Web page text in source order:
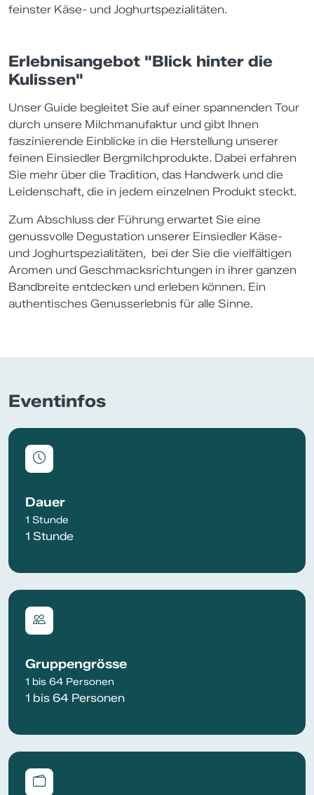
feinster Käse- und Joghurtspezialitäten.
Erlebnisangebot "Blick hinter die
Kulissen"
Unser Guide begleitet Sie auf einer spannenden Tour
durch unsere Milchmanufaktur und gibt Ihnen
faszinierende Einblicke in die Herstellung unserer
feinen Einsiedler Bergmilchprodukte. Dabei erfahren
Sie mehr über die Tradition, das Handwerk und die
Leidenschaft, die in jedem einzelnen Produkt steckt.
Zum Abschluss der Führung erwartet Sie eine
genussvolle Degustation unserer Einsiedler Käse-
und Joghurtspezialitäten, bei der Sie die vielfältigen
Aromen und Geschmacksrichtungen in ihrer ganzen
Bandbreite entdecken und erleben können. Ein
authentisches Genusserlebnis für alle Sinne.
Eventinfos
Dauer
1 Stunde
1 Stunde
Gruppengrösse
1 bis 64 Personen
1 bis 64 Personen